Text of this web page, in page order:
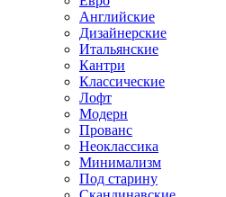
Английские
Дизайнерские
Итальянские
Кантри
Классические
Лофт
Модерн
Прованс
Неоклассика
Минимализм
Под старину